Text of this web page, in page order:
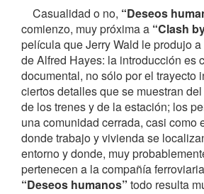
Casualidad o no, “Deseos
comienzo, muy próxima a “Clash
película que Jerry Wald le produjo
de Alfred Hayes: la introducción es
documental, no sólo por el trayecto
ciertos detalles que se muestran
de los trenes y de la estación; los
una comunidad cerrada, casi como
donde trabajo y vivienda se
entorno y donde, muy
pertenecen a la compañía
“Deseos humanos” todo resulta